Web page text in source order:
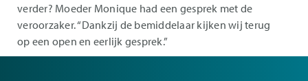
verder? Moeder Monique had een gesprek met de
veroorzaker. “Dankzij de bemiddelaar kijken wij terug
op een open en eerlijk gesprek.”